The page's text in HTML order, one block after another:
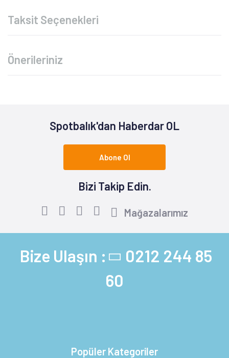
Taksit Seçenekleri
Önerileriniz
Spotbalık'dan Haberdar OL
Abone Ol
Bizi Takip Edin.
Mağazalarımız
Bize Ulaşın : 0212 244 85
60
Popüler Kategoriler